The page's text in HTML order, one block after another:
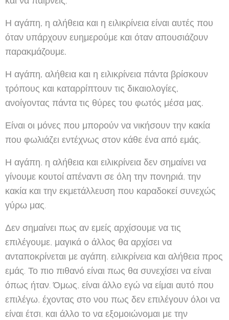
Η αγάπη, η αλήθεια και η ειλικρίνεια είναι αυτές που
όταν υπάρχουν ευημερούμε και όταν απουσιάζουν
παρακμάζουμε.
Η αγάπη, αλήθεια και η ειλικρίνεια πάντα βρίσκουν
τρόπους και καταρρίπτουν τις δικαιολογίες,
ανοίγοντας πάντα τις θύρες του φωτός μέσα μας.
Είναι οι μόνες που μπορούν να νικήσουν την κακία
που φωλιάζει εντέχνως στον κάθε ένα από εμάς.
Η αγάπη, η αλήθεια και ειλικρίνεια δεν σημαίνει να
γίνουμε κουτοί απέναντι σε όλη την πονηριά, την
κακία και την εκμετάλλευση που καραδοκεί συνεχώς
γύρω μας.
Δεν σημαίνει πως αν εμείς αρχίσουμε να τις
επιλέγουμε, μαγικά ο άλλος θα αρχίσει να
ανταποκρίνεται με αγάπη, ειλικρίνεια και αλήθεια προς
εμάς. Το πιο πιθανό είναι πως θα συνεχίσει να είναι
όπως ήταν. Όμως, είναι άλλο εγώ να είμαι αυτό που
επιλέγω, έχοντας στο νου πως δεν επιλέγουν όλοι να
είναι έτσι, και άλλο το να εξομοιώνομαι με την